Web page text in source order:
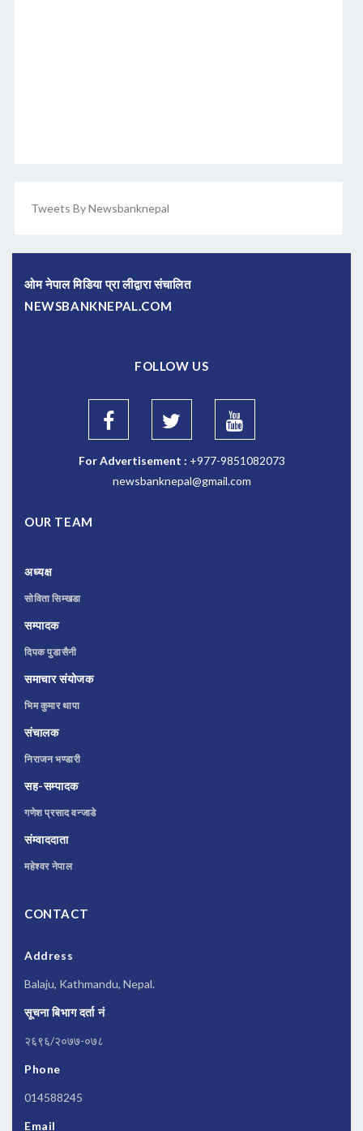
Tweets By Newsbanknepal
ओम नेपाल मिडिया प्रा लीद्वारा संचालित
NEWSBANKNEPAL.COM
FOLLOW US
For Advertisement : +977-9851082073
newsbanknepal@gmail.com
OUR TEAM
अध्यक्ष
सोविता सिम्खडा
सम्पादक
दिपक पुडासैनी
समाचार संयोजक
भिम कुमार थापा
संचालक
निराजन भण्डारी
सह-सम्पादक
गणेश प्रसाद वन्जाडे
संम्वाददाता
महेश्वर नेपाल
CONTACT
Address
Balaju, Kathmandu, Nepal.
सूचना बिभाग दर्ता नं
२६९६/२०७७-०७८
Phone
014588245
Email